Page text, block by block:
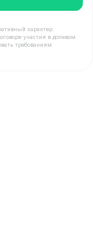
характер.
участия в долевом
требованиям